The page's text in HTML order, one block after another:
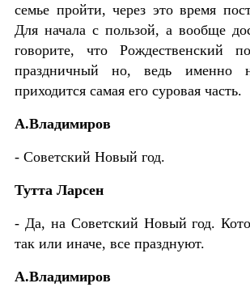
семье пройти, через это время
Для начала с пользой, а вообще
говорите, что Рождественский
праздничный но, ведь именно
приходится самая его суровая часть.
А.Владимиров
- Советский Новый год.
Тутта Ларсен
- Да, на Советский Новый год.
так или иначе, все празднуют.
А.Владимиров